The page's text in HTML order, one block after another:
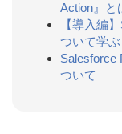
Action』と
【導入編
ついて学ぶ
Salesforce
ついて